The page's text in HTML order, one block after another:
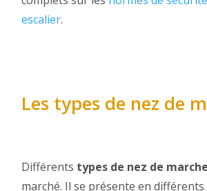
escalier.
Les types de nez de
Différents types de nez de marche
marché. Il se présente en